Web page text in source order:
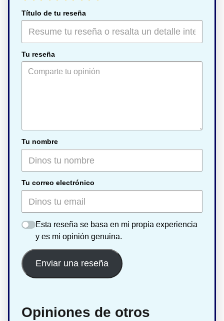
Título de tu reseña
Tu reseña
Tu nombre
Tu correo electrónico
Esta reseña se basa en mi propia experiencia
y es mi opinión genuina.
Enviar una reseña
Opiniones de otros